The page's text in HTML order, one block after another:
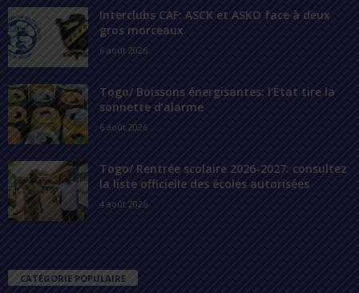
Interclubs CAF: ASCK et ASKO face à deux
gros morceaux
6 août 2026
Togo/ Boissons énergisantes: l’État tire la
sonnette d’alarme
6 août 2026
Togo/ Rentrée scolaire 2026-2027: consultez
la liste officielle des écoles autorisées
4 août 2026
CATÉGORIE POPULAIRE